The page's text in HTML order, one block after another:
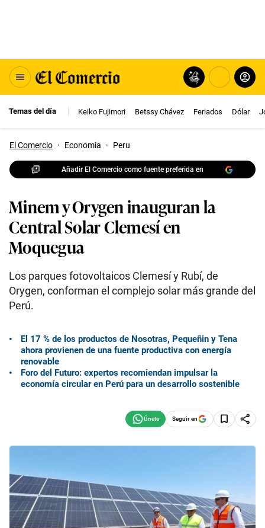
Temas del día Keiko Fujimori Betssy Chávez Feriados Dólar
El Comercio · Economia · Peru
Añadir El Comercio como fuente preferida en
Minem y Orygen inauguran la
Central Solar Clemesí en
Moquegua
Los parques fotovoltaicos Clemesí y Rubí, de
Orygen, conforman el complejo solar más grande del
Perú.
El 17 % de los productos de Nosotras, Pequeñin y Tena
ahora provienen de una fuente productiva con energía
renovable
Foro del Futuro: expertos recomiendan impulsar la
economía circular en Perú para un desarrollo sostenible
Seguir en